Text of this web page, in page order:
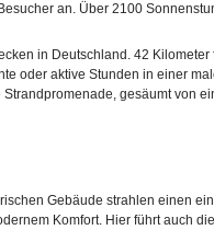
an. Über 2100
in Deutschland. 42
oder aktive Stunden in einer
gesäumt von
Gebäude strahlen einen
Komfort. Hier führt auch